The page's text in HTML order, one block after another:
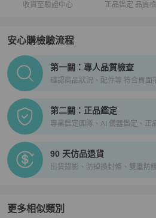
收貨至驗證中心 正品鑑定 品質
安心購檢驗流程
PopChill拍拍圈正品驗證、安心購
第一關：專人品質檢查
確認商品狀況、配件等 符合頁面
第二關：正品鑑定
專業鑑定團隊、AI 儀器鑑定、正
90 天仿品退貨
出貨錄影、防掉換封條、雙重防
更多相似類別